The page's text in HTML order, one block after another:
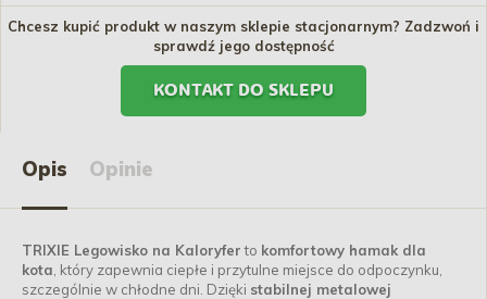
Chcesz kupić produkt w naszym sklepie stacjonarnym? Zadzwoń i
sprawdź jego dostępność
KONTAKT DO SKLEPU
Opis Opinie
TRIXIE Legowisko na Kaloryferto komfortowy hamak dla
kota , który zapewnia ciepłe i przytulne miejsce do odpoczynku,
szczególnie w chłodne dni. Dzięki stabilnej metalowej